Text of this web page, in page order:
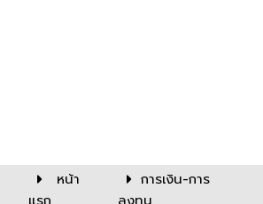
หน้า
การเงิน-การ